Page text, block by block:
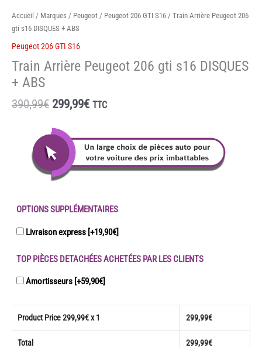
Accueil / Marques / Peugeot / Peugeot 206 GTI S16 / Train Arrière Peugeot 206
gti s16 DISQUES + ABS
Peugeot 206 GTI S16
Train Arrière Peugeot 206 gti s16 DISQUES
+ ABS
390,99€ Le
initial
était :
390,99€.
299,99€Le
est :
299,99€.
TTC
OPTIONS SUPPLÉMENTAIRES
Livraison express [+19,90€]
TOP PIÈCES DETACHÉES ACHETÉES PAR LES CLIENTS
Amortisseurs [+59,90€]
Product Price299,99€ x 1 299,99€
Total 299,99€